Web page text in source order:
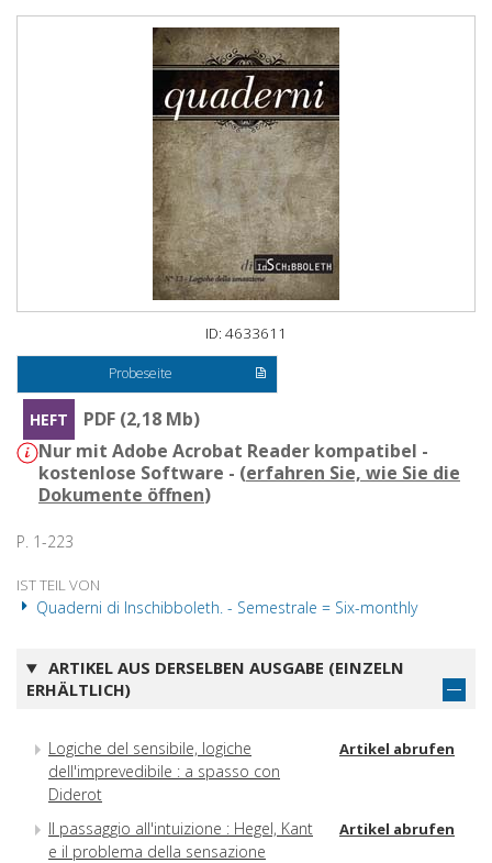
ID: 4633611
Probeseite
HEFT
PDF (2,18 Mb)
Nur mit Adobe Acrobat Reader kompatibel -
kostenlose Software - (erfahren Sie, wie Sie die
Dokumente öffnen)
P. 1-223
IST TEIL VON
Quaderni di Inschibboleth. - Semestrale = Six-monthly
ARTIKEL AUS DERSELBEN AUSGABE (EINZELN
ERHÄLTLICH)
Logiche del sensibile, logiche
dell'imprevedibile : a spasso con
Diderot
Artikel abrufen
Il passaggio all'intuizione : Hegel, Kant
e il problema della sensazione
Artikel abrufen